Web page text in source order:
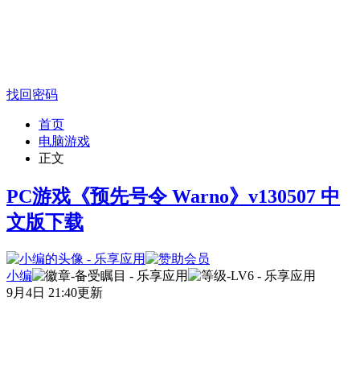
找回密码
首页
电脑游戏
正文
PC游戏《预先号令 Warno》v130507 中
文版下载
小编
9月4日 21:40更新